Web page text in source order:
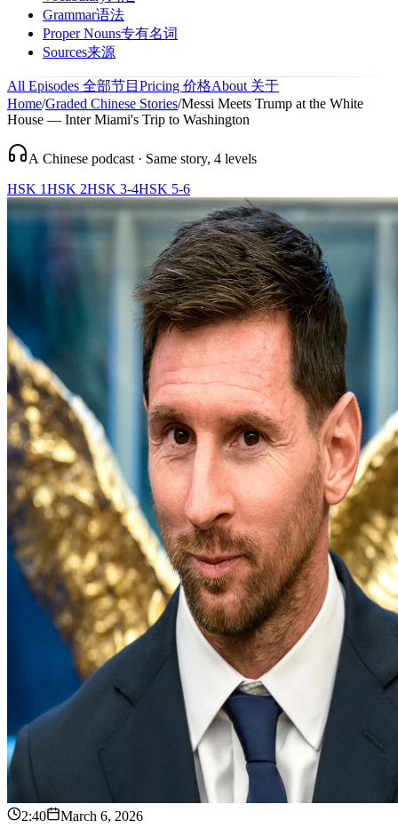
Grammar语法
Proper Nouns专有名词
Sources来源
All Episodes 全部节目 Pricing 价格About 关于
Home/Graded Chinese Stories/Messi Meets Trump at the White
House — Inter Miami's Trip to Washington
A Chinese podcast · Same story, 4 levels
HSK 1HSK 2HSK 3-4HSK 5-6
2:40 March 6, 2026